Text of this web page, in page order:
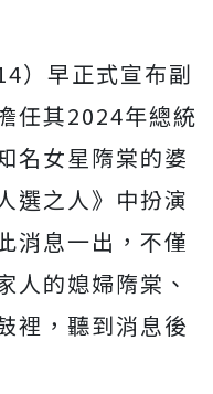
）早正式宣布副
任其2024年總統
名女星隋棠的婆
選之人》中扮演
消息一出，不僅
人的媳婦隋棠、
裡，聽到消息後